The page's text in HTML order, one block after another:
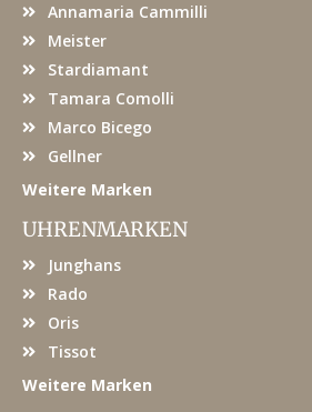
o
Annamaria Cammilli
Meister
Stardiamant
Tamara Comolli
Marco Bicego
Gellner
Weitere Marken
UHRENMARKEN
Junghans
Rado
Oris
Tissot
Weitere Marken